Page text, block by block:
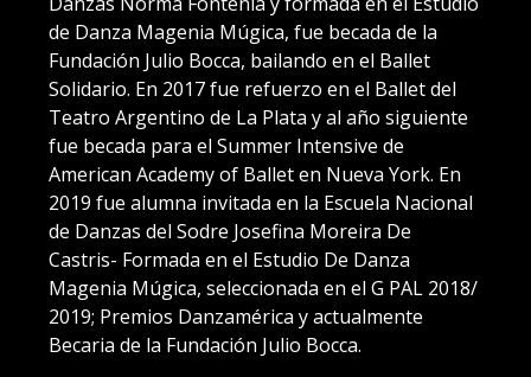
de Danza Magenia Múgica, fue becada de la
Fundación Julio Bocca, bailando en el Ballet
Solidario. En 2017 fue refuerzo en el Ballet del
Teatro Argentino de La Plata y al año siguiente
fue becada para el Summer Intensive de
American Academy of Ballet en Nueva York. En
2019 fue alumna invitada en la Escuela Nacional
de Danzas del Sodre Josefina Moreira De
Castris- Formada en el Estudio De Danza
Magenia Múgica, seleccionada en el G PAL 2018/
2019; Premios Danzamérica y actualmente
Becaria de la Fundación Julio Bocca.